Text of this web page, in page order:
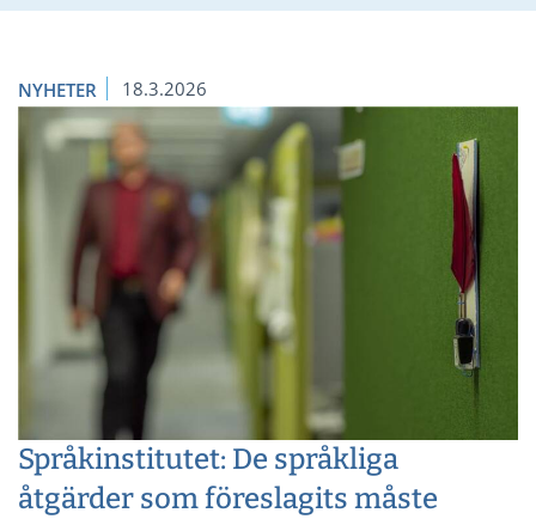
NYHETER 18.3.2026
Språkinstitutet: De språkliga
åtgärder som föreslagits måste